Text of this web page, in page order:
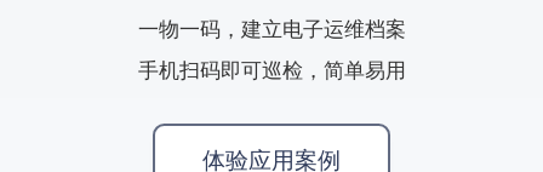
一物一码，建立电子运维档案
手机扫码即可巡检，简单易用
体验应用案例